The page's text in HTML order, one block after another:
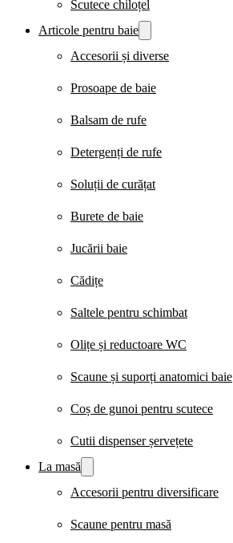
Scutece chiloțel
Articole pentru baie
Accesorii și diverse
Prosoape de baie
Balsam de rufe
Detergenți de rufe
Soluții de curățat
Burete de baie
Jucării baie
Cădițe
Saltele pentru schimbat
Olițe și reductoare WC
Scaune și suporți anatomici baie
Coș de gunoi pentru scutece
Cutii dispenser șervețete
La masă
Accesorii pentru diversificare
Scaune pentru masă